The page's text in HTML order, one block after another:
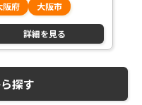
阪府
大阪市
詳細を見る
探す